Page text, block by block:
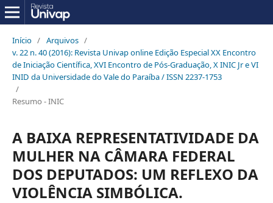
Início / Arquivos /
v. 22 n. 40 (2016): Revista Univap online Edição Especial XX Encontro
de Iniciação Científica, XVI Encontro de Pós-Graduação, X INIC Jr e VI
INID da Universidade do Vale do Paraíba / ISSN 2237-1753
/
Resumo - INIC
A BAIXA REPRESENTATIVIDADE DA
MULHER NA CÂMARA FEDERAL
DOS DEPUTADOS: UM REFLEXO DA
VIOLÊNCIA SIMBÓLICA.